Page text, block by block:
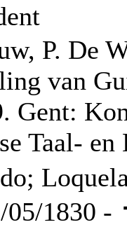
P. De
van
Gent:
Taal-
05/1830